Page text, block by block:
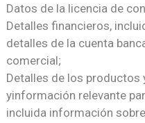
Datos de la licencia de
Detalles financieros,
detalles de la cuenta
comercial;
Detalles de los productos
yinformación relevante
incluida información